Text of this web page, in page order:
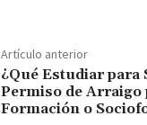
Artículo anterior
¿Qué Estudiar para
Permiso de Arraigo
Formación o